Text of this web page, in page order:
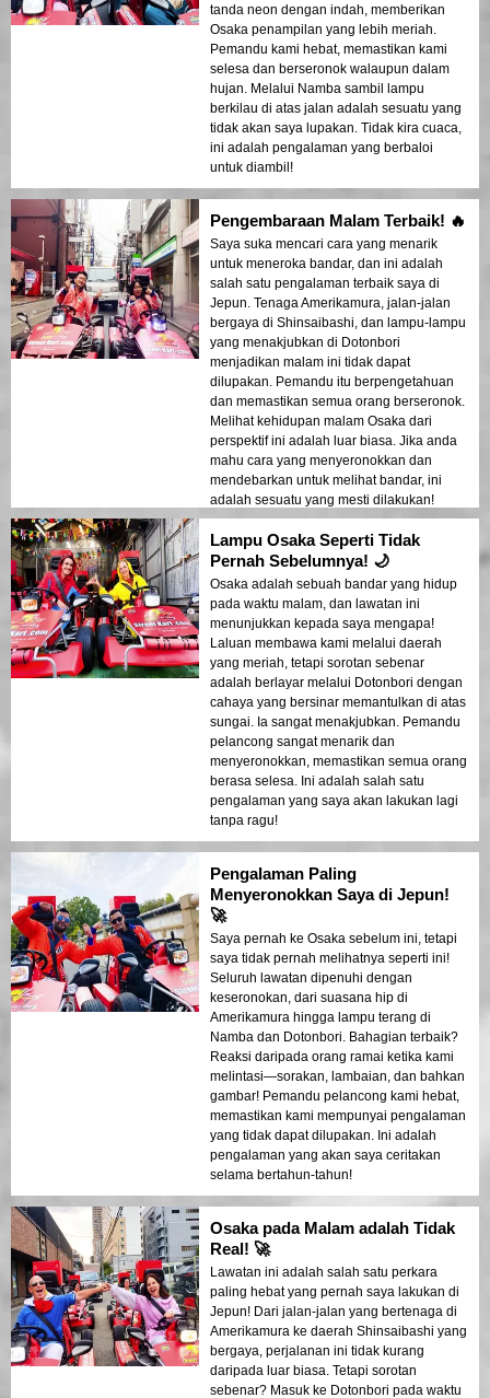
tanda neon dengan indah, memberikan
Osaka penampilan yang lebih meriah.
Pemandu kami hebat, memastikan kami
selesa dan berseronok walaupun dalam
hujan. Melalui Namba sambil lampu
berkilau di atas jalan adalah sesuatu yang
tidak akan saya lupakan. Tidak kira cuaca,
ini adalah pengalaman yang berbaloi
untuk diambil!
Pengembaraan Malam Terbaik! 🔥
Saya suka mencari cara yang menarik
untuk meneroka bandar, dan ini adalah
salah satu pengalaman terbaik saya di
Jepun. Tenaga Amerikamura, jalan-jalan
bergaya di Shinsaibashi, dan lampu-lampu
yang menakjubkan di Dotonbori
menjadikan malam ini tidak dapat
dilupakan. Pemandu itu berpengetahuan
dan memastikan semua orang berseronok.
Melihat kehidupan malam Osaka dari
perspektif ini adalah luar biasa. Jika anda
mahu cara yang menyeronokkan dan
mendebarkan untuk melihat bandar, ini
adalah sesuatu yang mesti dilakukan!
Lampu Osaka Seperti Tidak
Pernah Sebelumnya! 🌙
Osaka adalah sebuah bandar yang hidup
pada waktu malam, dan lawatan ini
menunjukkan kepada saya mengapa!
Laluan membawa kami melalui daerah
yang meriah, tetapi sorotan sebenar
adalah berlayar melalui Dotonbori dengan
cahaya yang bersinar memantulkan di atas
sungai. Ia sangat menakjubkan. Pemandu
pelancong sangat menarik dan
menyeronokkan, memastikan semua orang
berasa selesa. Ini adalah salah satu
pengalaman yang saya akan lakukan lagi
tanpa ragu!
Pengalaman Paling
Menyeronokkan Saya di Jepun!
🚀
Saya pernah ke Osaka sebelum ini, tetapi
saya tidak pernah melihatnya seperti ini!
Seluruh lawatan dipenuhi dengan
keseronokan, dari suasana hip di
Amerikamura hingga lampu terang di
Namba dan Dotonbori. Bahagian terbaik?
Reaksi daripada orang ramai ketika kami
melintasi—sorakan, lambaian, dan bahkan
gambar! Pemandu pelancong kami hebat,
memastikan kami mempunyai pengalaman
yang tidak dapat dilupakan. Ini adalah
pengalaman yang akan saya ceritakan
selama bertahun-tahun!
Osaka pada Malam adalah Tidak
Real! 🚀
Lawatan ini adalah salah satu perkara
paling hebat yang pernah saya lakukan di
Jepun! Dari jalan-jalan yang bertenaga di
Amerikamura ke daerah Shinsaibashi yang
bergaya, perjalanan ini tidak kurang
daripada luar biasa. Tetapi sorotan
sebenar? Masuk ke Dotonbori pada waktu